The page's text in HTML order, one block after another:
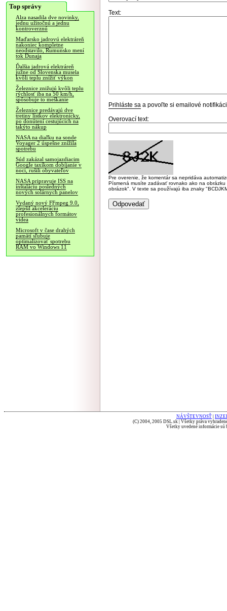
Top správy
Alza nasadila dve novinky,
jednu užitočnú a jednu
kontroverznú
Maďarsko jadrovú elektráreň
nakoniec kompletne
neodstavilo, Rumunsko mení
tok Dunaja
Ďalšia jadrová elektráreň
južne od Slovenska musela
kvôli teplu znížiť výkon
Železnice znižujú kvôli teplu
rýchlosť iba na 50 km/h,
spôsobuje to meškanie
Železnice predávajú dve
tretiny lístkov elektronicky,
po donútení cestujúcich na
takýto nákup
NASA na diaľku na sonde
Voyager 2 úspešne znížila
spotrebu
Súd zakázal samojazdiacim
Google taxíkom dobíjanie v
noci, rušili obyvateľov
NASA pripravuje ISS na
inštaláciu posledných
nových solárnych panelov
Vydaný nový FFmpeg 9.0,
zlepšil akceleráciu
profesionálnych formátov
videa
Microsoft v čase drahých
pamätí sľubuje
optimalizovať spotrebu
RAM vo Windows 11
Text:
Prihláste sa a povoľte si emailové
Overovací text:
Pre overenie, že komentár sa nepridáva
Písmená musíte zadávať rovnako ako na
obrázok". V texte sa používajú iba znaky
NÁVŠTEVNOSŤ
(C) 2004, 2005 DSL.sk | Všetky práva
Všetky uvedené informácie sú